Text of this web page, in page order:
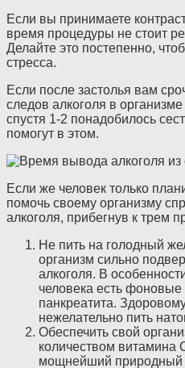
Если вы принимаете
время процедуры не стоит
Делайте это постепенно,
стресса.
Если после застолья вам
следов алкоголя в организме
спустя 1-2 понадобилось
помогут в этом.
Если же человек только
помочь своему организму
алкоголя, прибегнув к трем
Не пить на голодный
организм сильно
алкоголя. В
человека есть фоновые
панкреатита.
нежелательно пить
Обеспечить свой
количеством витамина
мощнейший природный